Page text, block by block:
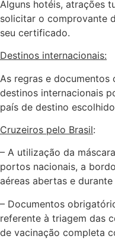
Alguns hotéis, atrações
solicitar o comprovante
seu certificado.
Destinos internacionais:
As regras e
destinos internacionais
país de destino
Cruzeiros pelo Brasil:
– A utilização da
portos nacionais, a
aéreas abertas e
– Documentos
referente à triagem das
de vacinação completa